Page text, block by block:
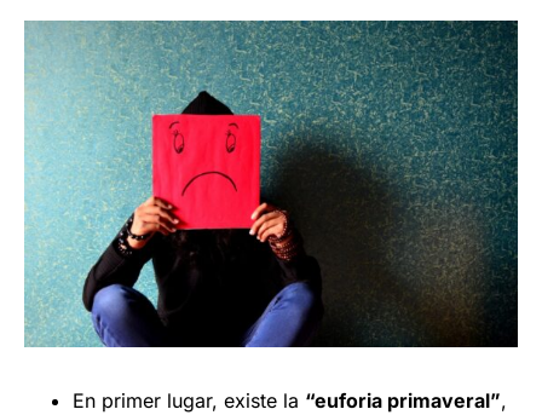
En primer lugar, existe la “euforia primaveral”,